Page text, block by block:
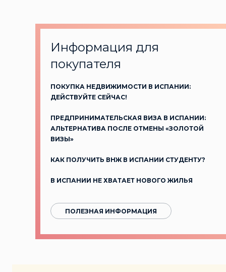
Информация для
покупателя
ПОКУПКА НЕДВИЖИМОСТИ В ИСПАНИИ:
ДЕЙСТВУЙТЕ СЕЙЧАС!
ПРЕДПРИНИМАТЕЛЬСКАЯ ВИЗА В ИСПАНИИ:
АЛЬТЕРНАТИВА ПОСЛЕ ОТМЕНЫ «ЗОЛОТОЙ
ВИЗЫ»
КАК ПОЛУЧИТЬ ВНЖ В ИСПАНИИ СТУДЕНТУ?
В ИСПАНИИ НЕ ХВАТАЕТ НОВОГО ЖИЛЬЯ
ПОЛЕЗНАЯ ИНФОРМАЦИЯ